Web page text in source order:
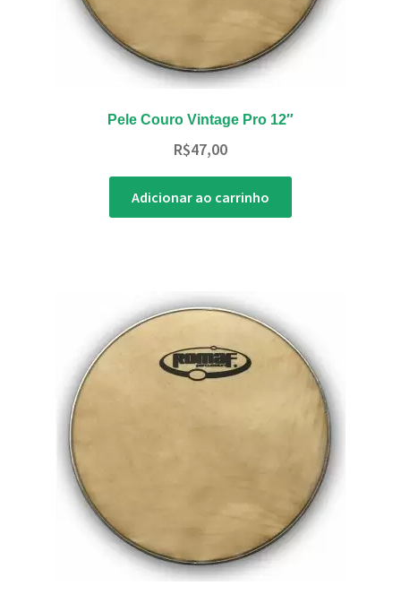
Pele Couro Vintage Pro 12″
R$47,00
Adicionar ao carrinho